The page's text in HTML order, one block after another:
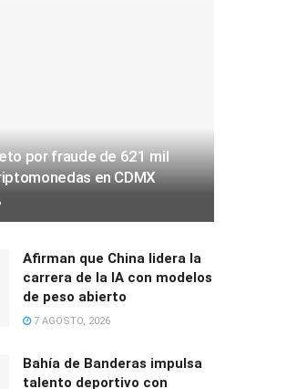
por fraude de 621 mil
en CDMX
Afirman que China lidera la
carrera de la IA con modelos
de peso abierto
7 AGOSTO, 2026
Bahía de Banderas impulsa
talento deportivo con